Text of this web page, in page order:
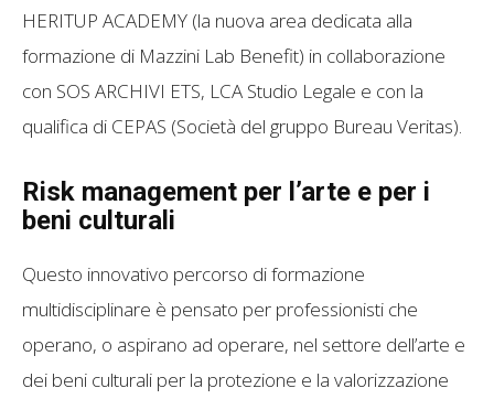
HERITUP ACADEMY (la nuova area dedicata alla
formazione di Mazzini Lab Benefit) in collaborazione
con SOS ARCHIVI ETS, LCA Studio Legale e con la
qualifica di CEPAS (Società del gruppo Bureau Veritas).
Risk management per l’arte e per i
beni culturali
Questo innovativo percorso di formazione
multidisciplinare è pensato per professionisti che
operano, o aspirano ad operare, nel settore dell’arte e
dei beni culturali per la protezione e la valorizzazione